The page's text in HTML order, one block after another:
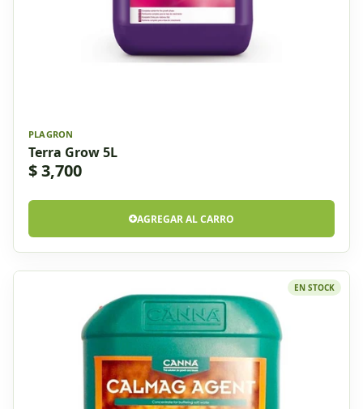
PLAGRON
Terra Grow 5L
$ 3,700
AGREGAR AL CARRO
EN STOCK